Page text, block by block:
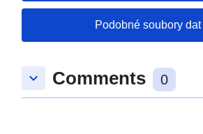
Podobné soubory dat
keyboard_arrow_down Comments 0